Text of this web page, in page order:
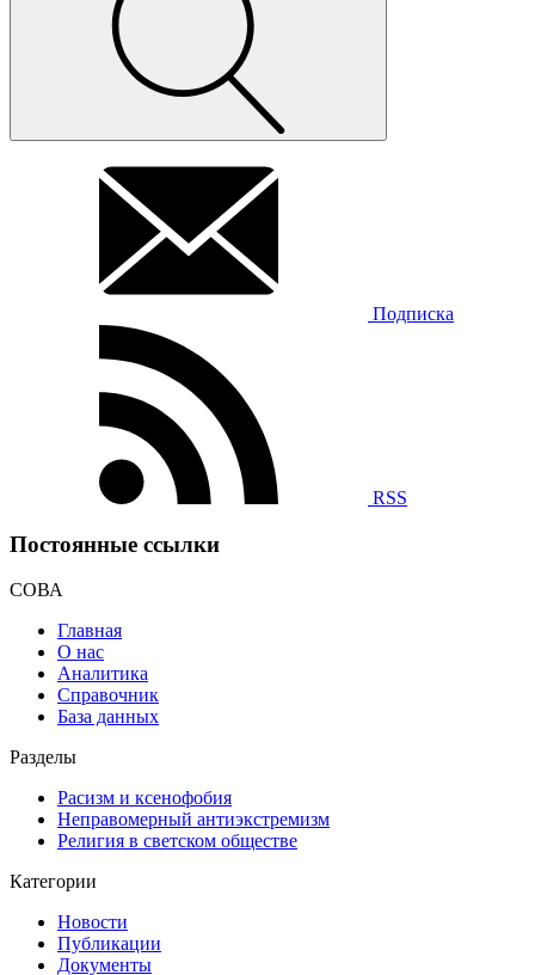
Подписка
RSS
Постоянные ссылки
СОВА
Главная
О нас
Аналитика
Справочник
База данных
Разделы
Расизм и ксенофобия
Неправомерный антиэкстремизм
Религия в светском обществе
Категории
Новости
Публикации
Документы